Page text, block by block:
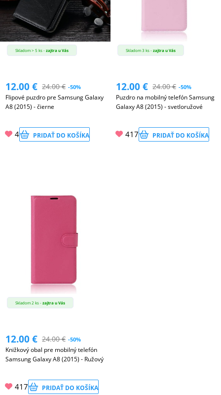
Skladom > 5 ks -zajtra u Vás
12.00€ 24.00€ -50%
Flipové puzdro pre Samsung Galaxy
A8 (2015) - čierne
4 PRIDAŤ DO KOŠÍKA
Skladom 3 ks -zajtra u Vás
12.00€ 24.00€ -50%
Puzdro na mobilný telefón Samsung
Galaxy A8 (2015) - svetloružové
417 PRIDAŤ DO KOŠÍKA
Skladom 2 ks -zajtra u Vás
12.00€ 24.00€ -50%
Knižkový obal pre mobilný telefón
Samsung Galaxy A8 (2015) - Ružový
417 PRIDAŤ DO KOŠÍKA